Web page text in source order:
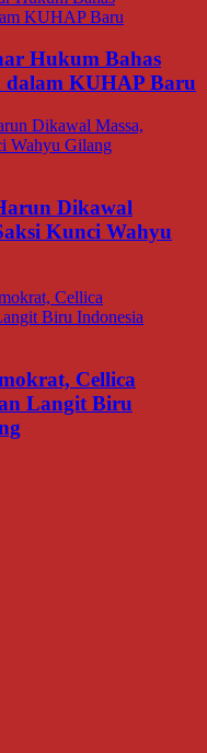
Hukum Bahas
dalam KUHAP Baru
Dikawal
Kunci Wahyu
Cellica
Langit Biru